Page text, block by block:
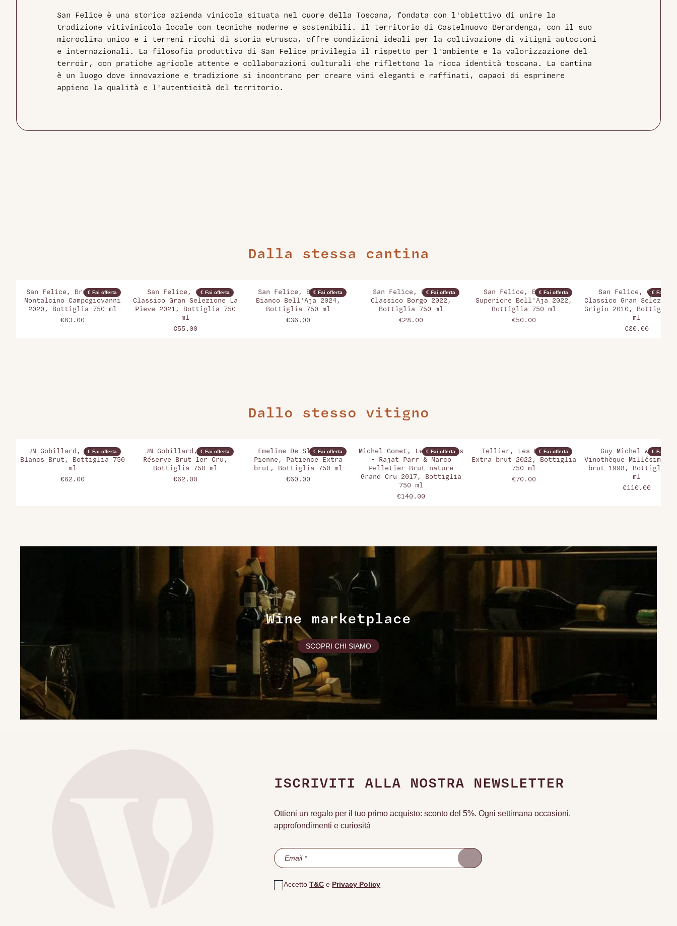
San Felice è una storica azienda vinicola situata nel cuore della Toscana, fondata con l'obiettivo di unire la
tradizione vitivinicola locale con tecniche moderne e sostenibili. Il territorio di Castelnuovo Berardenga, con il suo
microclima unico e i terreni ricchi di storia etrusca, offre condizioni ideali per la coltivazione di vitigni autoctoni
e internazionali. La filosofia produttiva di San Felice privilegia il rispetto per l'ambiente e la valorizzazione del
terroir, con pratiche agricole attente e collaborazioni culturali che riflettono la ricca identità toscana. La cantina
è un luogo dove innovazione e tradizione si incontrano per creare vini eleganti e raffinati, capaci di esprimere
appieno la qualità e l'autenticità del territorio.
Dalla stessa cantina
€ Fai offerta
San Felice, Brunello di
Montalcino Campogiovanni
2020, Bottiglia 750 ml
€63.00
€ Fai offerta
San Felice, Chianti
Classico Gran Selezione La
Pieve 2021, Bottiglia 750
ml
€55.00
€ Fai offerta
San Felice, Bolgheri
Bianco Bell'Aja 2024,
Bottiglia 750 ml
€36.00
€ Fai offerta
San Felice, Chianti
Classico Borgo 2022,
Bottiglia 750 ml
€28.00
€ Fai offerta
San Felice, Bolgheri
Superiore Bell'Aja 2022,
Bottiglia 750 ml
€50.00
€ Fai
San Felice, Chianti
Classico Gran
Grigio 2010, Bottiglia
ml
€80.00
Dallo stesso vitigno
€ Fai offerta
JM Gobillard, Blanc de
Blancs Brut, Bottiglia 750
ml
€62.00
€ Fai offerta
JM Gobillard, Grande
Réserve Brut 1er Cru,
Bottiglia 750 ml
€62.00
€ Fai offerta
Emeline De Sloovere-
Pienne, Patience Extra
brut, Bottiglia 750 ml
€60.00
€ Fai offerta
Michel Gonet, Les Compères
- Rajat Parr & Marco
Pelletier Brut nature
Grand Cru 2017, Bottiglia
750 ml
€140.00
€ Fai offerta
Tellier, Les Massales
Extra brut 2022, Bottiglia
750 ml
€70.00
€ Fai
Guy Michel & Fils,
Vinothèque Millésime
brut 1998, Bottiglia
ml
€110.00
Wine marketplace
SCOPRI CHI SIAMO
ISCRIVITI ALLA NOSTRA NEWSLETTER
Ottieni un regalo per il tuo primo acquisto: sconto del 5%. Ogni settimana occasioni,
approfondimenti e curiosità
AccettoT&C e Privacy Policy